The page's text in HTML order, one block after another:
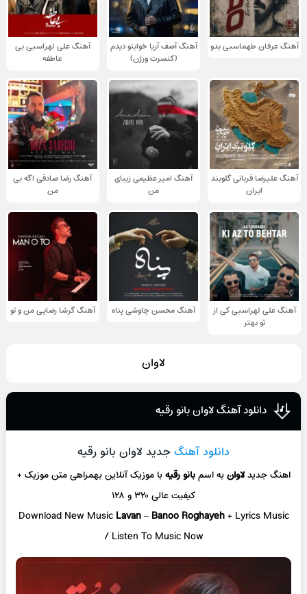
آهنگ عرفان طهماسبی بدو
آهنگ آصف آریا خوابتو دیدم
(کنسرت ورژن)
آهنگ علی لهراسبی بی
عاطفه
آهنگ علیرضا قربانی گلوبند
ایران
آهنگ امیر عظیمی زیبای
من
آهنگ رضا صادقی اگه بی
من
آهنگ علی لهراسبی کی از
تو ‌بهتر
آهنگ محسن چاوشی پناه آهنگ گرشا رضایی من و تو
لاوان
دانلود آهنگ لاوان بانو رقیه
دانلود آهنگ جدید لاوان بانو رقیه
اهنگ جدیدلاوانبه اسمبانو رقیهبا موزیک آنلاینبهمراهی متن موزیک +
کیفیت عالی ۳۲۰ و ۱۲۸
Download New Music Lavan–Banoo Roghayeh+ Lyrics Music
/ Listen To Music Now